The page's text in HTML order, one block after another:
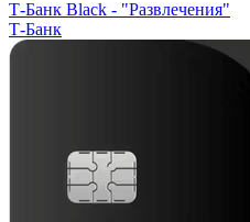
Т-Банк Black - "Развлечения"
Т-Банк